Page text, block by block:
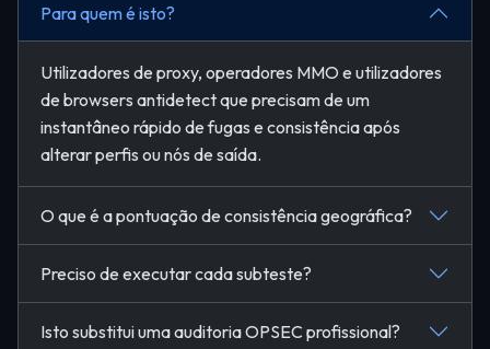
Para quem é isto?
Utilizadores de proxy, operadores MMO e utilizadores
de browsers antidetect que precisam de um
instantâneo rápido de fugas e consistência após
alterar perfis ou nós de saída.
O que é a pontuação de consistência geográfica?
Preciso de executar cada subteste?
Isto substitui uma auditoria OPSEC profissional?